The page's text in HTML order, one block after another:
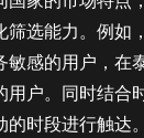
筛选能力。例如
敏感的用户，在
用户。同时结合
时段进行触达。